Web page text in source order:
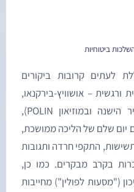
קרובות ביקורים
– אושוויץ-בירקנאו,
טרבלינקה, מיידנק, ורשה (בעיר הישנה ובמוזיאון POLIN),
שלם של הליכה ממושכת,
התקפי חרדה ותגובות
מבקרים. כמו כן,
לפולין") מחייבות